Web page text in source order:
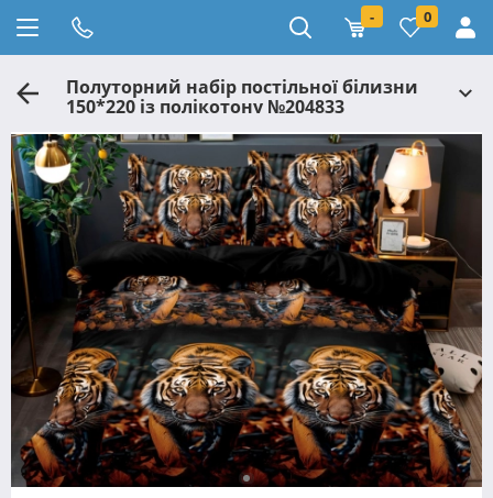
- 0
Полуторний набір постільної білизни
150*220 із полікотону №204833